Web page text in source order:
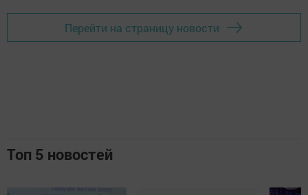
Перейти на страницу новости
Топ 5 новостей